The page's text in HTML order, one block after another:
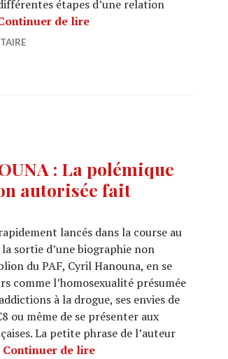
étapes d’une relation
de lireSAINT-VALENTIN :
: La polémique
autorisée fait
lancés dans la course au
sortie d’une biographie non
du PAF, Cyril Hanouna, en se
comme l’homosexualité présumée
à la drogue, ses envies de
ou même de se présenter aux
La petite phrase de l’auteur
Continuer de lireCYRIL HANOUNA : La